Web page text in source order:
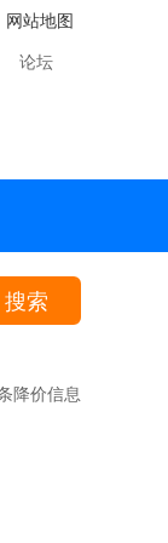
网站地图
论坛
搜索
降价信息